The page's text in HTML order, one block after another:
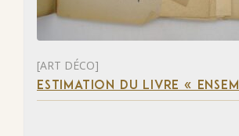
[ART DÉCO]
ESTIMATION DU LIVRE «